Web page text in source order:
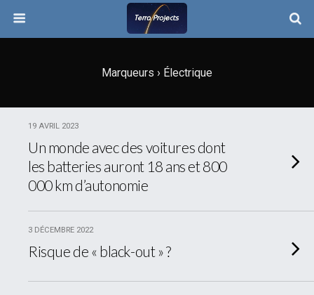
Marqueurs › Électrique
19 AVRIL 2023
Un monde avec des voitures dont
les batteries auront 18 ans et 800
000 km d’autonomie
3 DÉCEMBRE 2022
Risque de « black-out » ?